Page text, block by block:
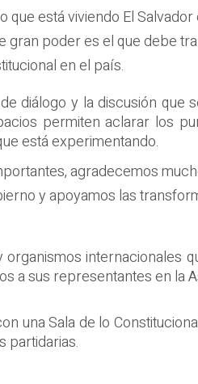
está viviendo El
poder es el que debe
en el país.
diálogo y la discusión
permiten aclarar los
está experimentando.
agradecemos
y apoyamos las
internacionales
a sus representantes en la
una Sala de lo
partidarias.